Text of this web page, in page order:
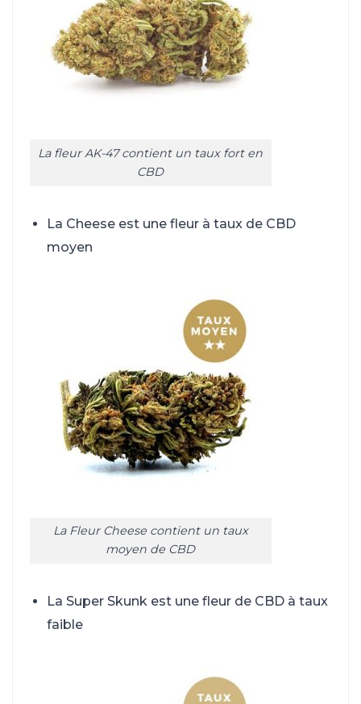
La fleur AK-47 contient un taux fort en
CBD
La Cheese est une fleur à taux de CBD
moyen
La Fleur Cheese contient un taux
moyen de CBD
La Super Skunk est une fleur de CBD à taux
faible